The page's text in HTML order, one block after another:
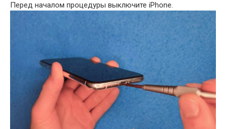
Перед началом процедуры выключите iPhone.